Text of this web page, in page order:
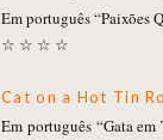
Em português “Paixões
☆ ☆ ☆ ☆
Cat on a Hot Tin
Em português “Gata